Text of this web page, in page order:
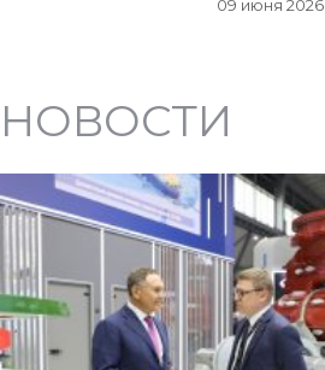
09 июня 2026
НОВОСТИ